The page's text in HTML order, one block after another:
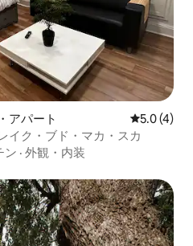
アパート レビュー4
5.0 (4)
イク・ブド・マカ・スカ
ン · 外観・内装
。